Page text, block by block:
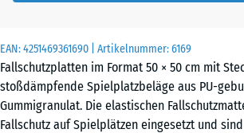
EAN:4251469361690 | Artikelnummer:6169
Fallschutzplatten im Format 50 × 50 cm mit
stoßdämpfende Spielplatzbeläge aus PU-
Gummigranulat. Die elastischen
Fallschutz auf Spielplätzen eingesetzt und sind
x
50
x 4
cm